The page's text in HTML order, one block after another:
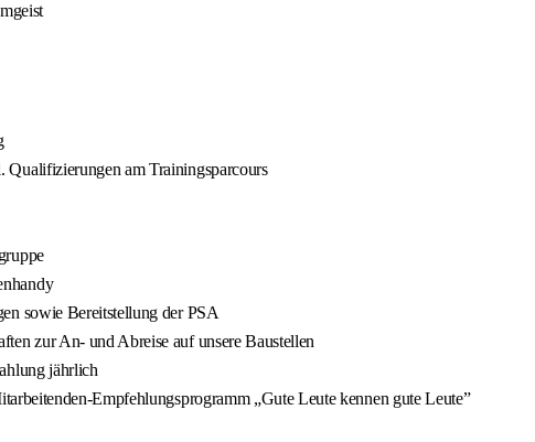
am Trainingsparcours
sowie Bereitstellung der PSA
zur An- und Abreise auf unsere Baustellen
jährlich
Empfehlungsprogramm „Gute Leute kennen gute Leute”